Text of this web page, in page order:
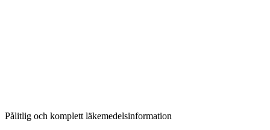
Pålitlig och komplett läkemedelsinformation